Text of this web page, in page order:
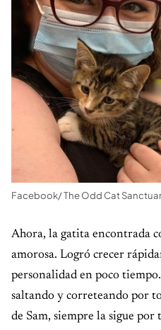
Facebook/ The Odd Cat
Ahora, la gatita encontrada
amorosa. Logró crecer
personalidad en poco
saltando y correteando por
de Sam, siempre la sigue por